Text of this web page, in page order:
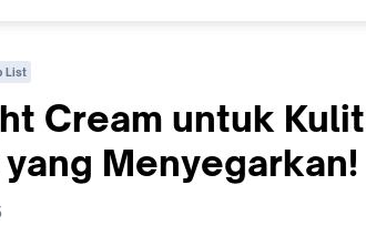
List
Cream untuk
Menyegarkan!